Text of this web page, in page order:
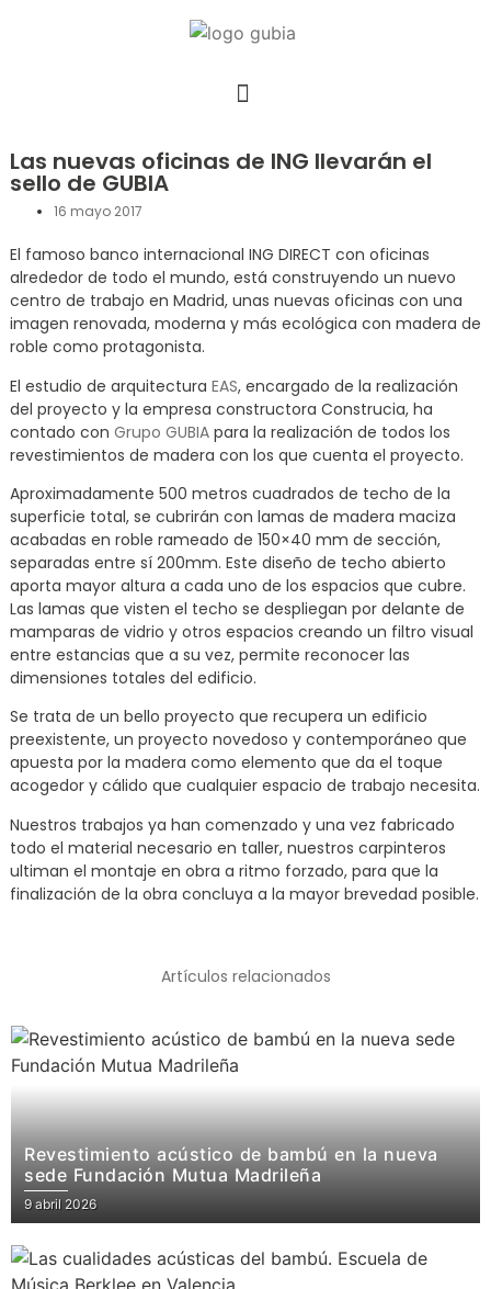
Las nuevas oficinas de ING llevarán el
sello de GUBIA
16 mayo 2017
El famoso banco internacional ING DIRECT con oficinas
alrededor de todo el mundo, está construyendo un nuevo
centro de trabajo en Madrid, unas nuevas oficinas con una
imagen renovada, moderna y más ecológica con madera de
roble como protagonista.
El estudio de arquitectura EAS, encargado de la realización
del proyecto y la empresa constructora Construcia, ha
contado con Grupo GUBIApara la realización de todos los
revestimientos de madera con los que cuenta el proyecto.
Aproximadamente 500 metros cuadrados de techo de la
superficie total, se cubrirán con lamas de madera maciza
acabadas en roble rameado de 150×40 mm de sección,
separadas entre sí 200mm. Este diseño de techo abierto
aporta mayor altura a cada uno de los espacios que cubre.
Las lamas que visten el techo se despliegan por delante de
mamparas de vidrio y otros espacios creando un filtro visual
entre estancias que a su vez, permite reconocer las
dimensiones totales del edificio.
Se trata de un bello proyecto que recupera un edificio
preexistente, un proyecto novedoso y contemporáneo que
apuesta por la madera como elemento que da el toque
acogedor y cálido que cualquier espacio de trabajo necesita.
Nuestros trabajos ya han comenzado y una vez fabricado
todo el material necesario en taller, nuestros carpinteros
ultiman el montaje en obra a ritmo forzado, para que la
finalización de la obra concluya a la mayor brevedad posible.
Artículos relacionados
Revestimiento acústico de bambú en la nueva
sede Fundación Mutua Madrileña
9 abril 2026